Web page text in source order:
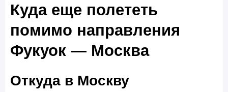
Куда еще полететь
помимо направления
Фукуок — Москва
Откуда в Москву